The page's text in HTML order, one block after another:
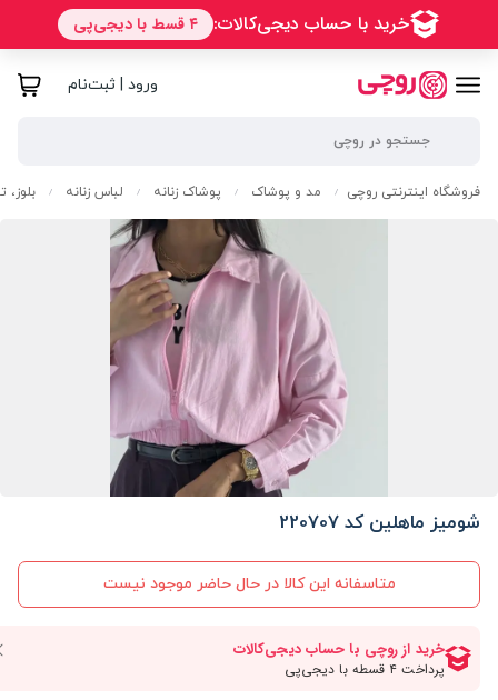
ورود | ثبت‌نام
فروشگاه اینترنتی روچی / مد و پوشاک / پوشاک زنانه / لباس زنانه /
شومیز ماهلین کد 220707
متاسفانه این کالا در حال حاضر موجود نیست